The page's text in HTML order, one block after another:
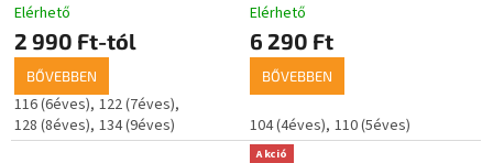
Elérhető
2 990 Ft-tól
BŐVEBBEN
116 (6éves) 122 (7éves)
128 (8éves) 134 (9éves)
Elérhető
6 290 Ft
BŐVEBBEN
104 (4éves) 110 (5éves)
Akció